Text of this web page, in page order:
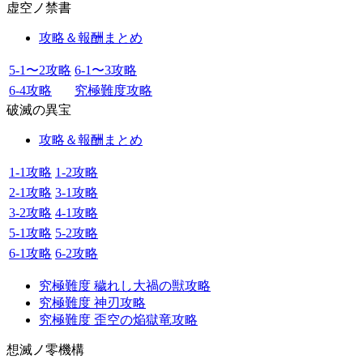
虚空ノ禁書
攻略＆報酬まとめ
5-1〜2攻略 6-1〜3攻略
6-4攻略
究極難度攻略
破滅の異宝
攻略＆報酬まとめ
1-1攻略 1-2攻略
2-1攻略 3-1攻略
3-2攻略 4-1攻略
5-1攻略 5-2攻略
6-1攻略 6-2攻略
究極難度 穢れし大禍の獣攻略
究極難度 神刃攻略
究極難度 歪空の焔獄竜攻略
想滅ノ零機構